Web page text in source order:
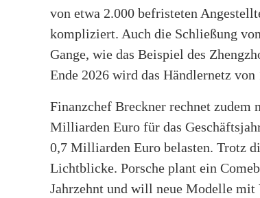
von etwa 2.000 befristeten
kompliziert. Auch die Schließung
Gange, wie das Beispiel des
Ende 2026 wird das Händlernetz
Finanzchef Breckner rechnet zudem
Milliarden Euro für das
0,7 Milliarden Euro belasten. Trotz
Lichtblicke. Porsche plant ein
Jahrzehnt und will neue Modelle